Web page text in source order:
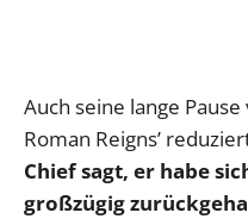
Auch seine lange
Roman Reigns’
Chief sagt, er habe
großzügig